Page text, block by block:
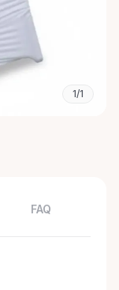
1/1
FAQ